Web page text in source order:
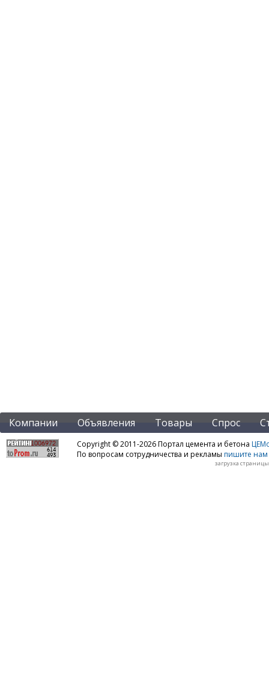
Компании Объявления Товары Спрос
Copyright © 2011-2026 Портал цемента и бетона
По вопросам сотрудничества и рекламы пишите нам
загрузка